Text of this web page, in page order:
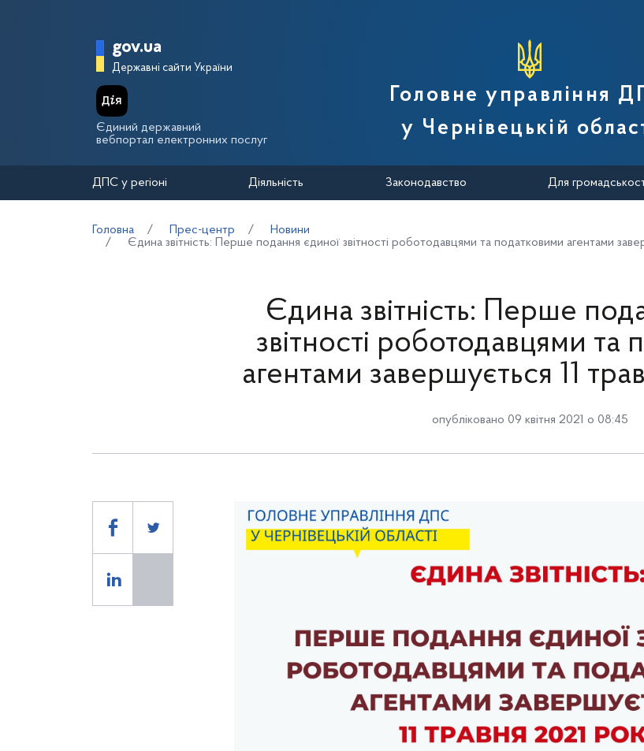
Головна сторінка Державної податкової служби
gov.ua
Державні сайти України
Єдиний державний
вебпортал електронних послуг
Головне управління
у Чернівецькій
ДПС у регіоні Діяльність Законодавство Для
Головна Прес-центр
Новини
Єдина звітність: Перше подання єдиної звітності роботодавцями та податковими агентами
Єдина звітність: Перше
звітності роботодавцями та
агентами завершується 11
опубліковано 09 квітня 2021 о 08:45